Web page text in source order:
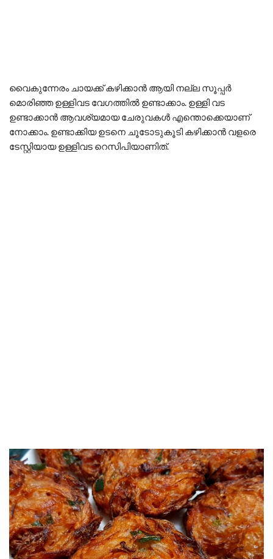
വൈകുന്നേരം ചായക്ക് കഴിക്കാൻ ആയി നല്ല സൂപ്പർ
മൊരിഞ്ഞ ഉള്ളിവട വേഗത്തിൽ ഉണ്ടാക്കാം. ഉള്ളി വട
ഉണ്ടാക്കാൻ ആവശ്യമായ ചേരുവകൾ എന്തൊക്കെയാണ്
നോക്കാം. ഉണ്ടാക്കിയ ഉടനെ ചൂടോടുകൂടി കഴിക്കാൻ വളരെ
ടേസ്റ്റിയായ ഉള്ളിവട റെസിപിയാണിത്.